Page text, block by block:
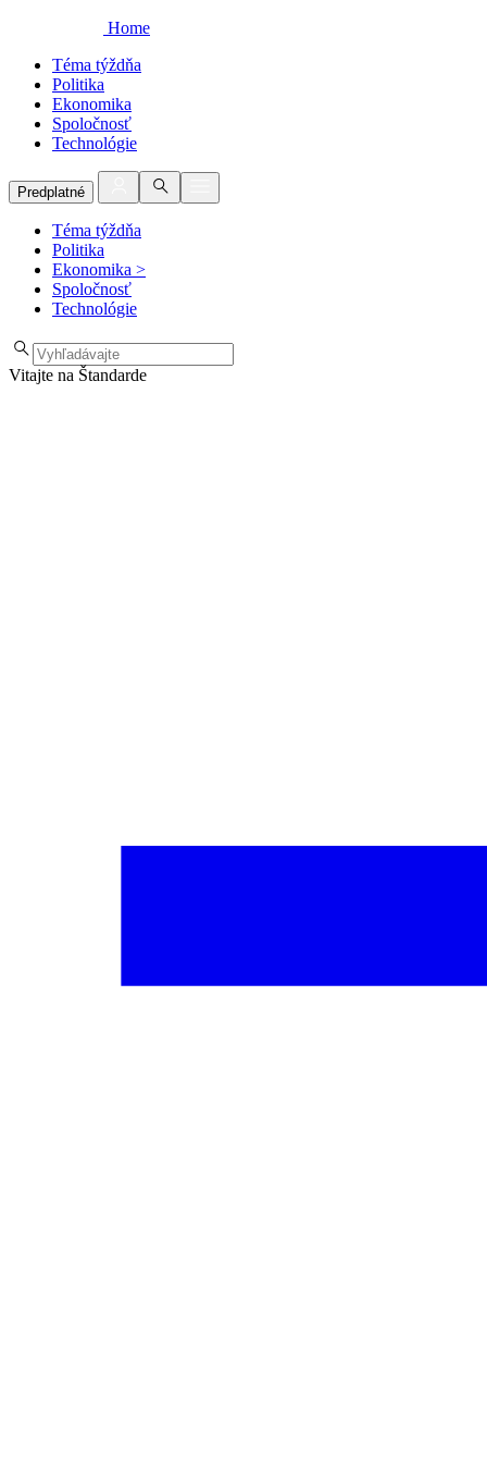
Home
Téma týždňa
Politika
Ekonomika
Spoločnosť
Technológie
Predplatné
Téma týždňa
Politika
Ekonomika >
Spoločnosť
Technológie
Vitajte na Štandarde